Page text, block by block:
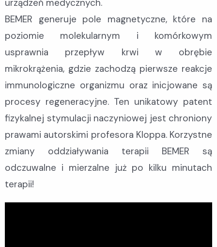
urządzeń medycznych.
BEMER generuje pole magnetyczne, które na
poziomie molekularnym i komórkowym
usprawnia przepływ krwi w obrębie
mikrokrążenia, gdzie zachodzą pierwsze reakcje
immunologiczne organizmu oraz inicjowane są
procesy regeneracyjne. Ten unikatowy patent
fizykalnej stymulacji naczyniowej jest chroniony
prawami autorskimi profesora Kloppa. Korzystne
zmiany oddziaływania terapii BEMER są
odczuwalne i mierzalne już po kilku minutach
terapii!